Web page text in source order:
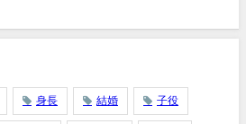
身長 結婚 子役